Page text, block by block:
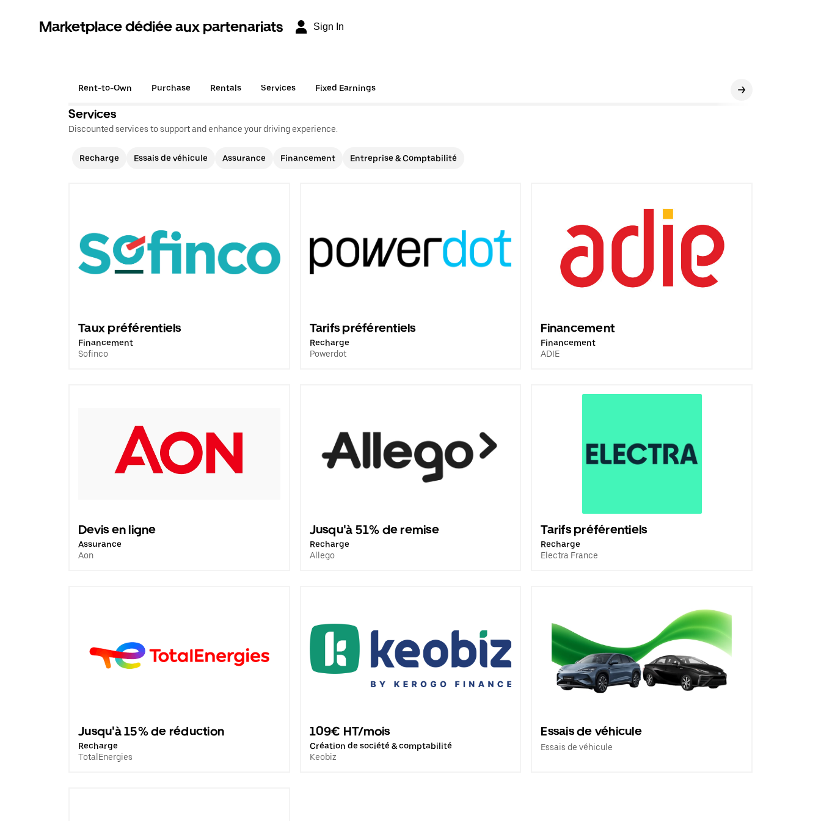
Marketplace dédiée aux partenariats Sign In
Rent-to-Own Purchase Rentals Services Fixed Earnings
Services
Discounted services to support and enhance your driving experience.
Recharge Essais de véhicule Assurance Financement Entreprise & Comptabilité
Taux préférentiels
Financement
Sofinco
Tarifs préférentiels
Recharge
Powerdot
Financement
Financement
ADIE
Devis en ligne
Assurance
Aon
Jusqu'à 51% de remise
Recharge
Allego
Tarifs préférentiels
Recharge
Electra France
Jusqu'à 15% de réduction
Recharge
TotalEnergies
109€ HT/mois
Création de société & comptabilité
Keobiz
Essais de véhicule
Essais de véhicule